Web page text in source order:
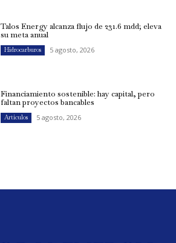
Talos Energy alcanza flujo de 231.6 mdd; eleva
su meta anual
Hidrocarburos 5 agosto, 2026
Financiamiento sostenible: hay capital, pero
faltan proyectos bancables
Artículos 5 agosto, 2026